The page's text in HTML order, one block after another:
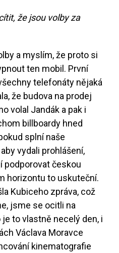
že jsou volby za
a myslím, že proto si
ten mobil. První
telefonáty nějaká
že budova na prodej
volal Jandák a pak i
billboardy hned
splní naše
vydali prohlášení,
podporovat českou
horizontu to uskuteční.
Kubiceho zpráva, což
jsme se ocitli na
to vlastně necelý den, i
Václava Moravce
kinematografie